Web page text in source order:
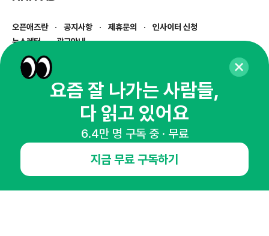
오픈애즈란 공지사항 제휴문의
인사이터 신청
뉴스레터
광고안내
경기도 성남시 분당구 대왕판교로645번길 16
사업자등록번호 : 144-81-27690( 사업자정보확인)
통신판매업신고번호 : 2014-경기성남-1023
호스팅서비스사업자 : 오픈애즈
1800-2198
이메일 :openads@openads.co.kr
이용약관개인정보처리방침
요즘 잘 나가는 사람들,
다 읽고 있어요
6.4만 명 구독 중 · 무료
지금 무료 구독하기